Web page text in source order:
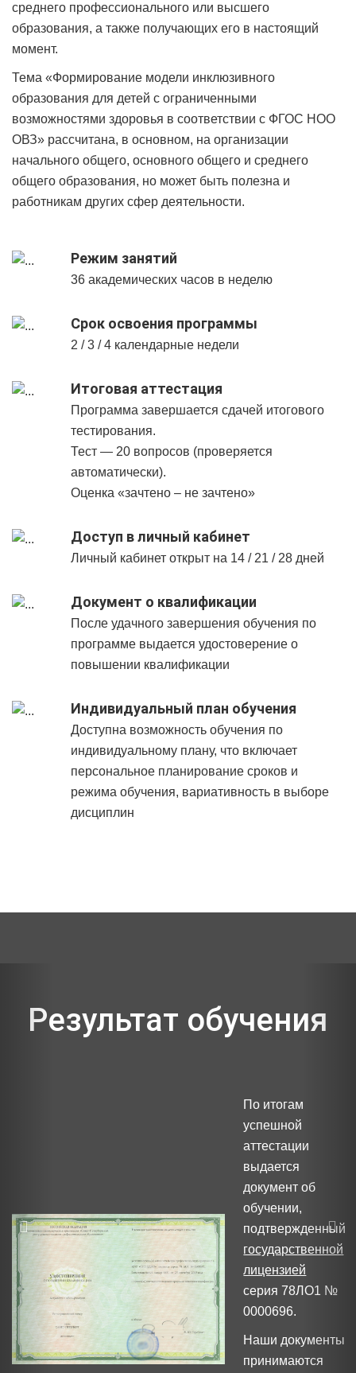
среднего профессионального или высшего
образования, а также получающих его в настоящий
момент.
Тема «Формирование модели инклюзивного
образования для детей с ограниченными
возможностями здоровья в соответствии с ФГОС НОО
ОВЗ» рассчитана, в основном, на организации
начального общего, основного общего и среднего
общего образования, но может быть полезна и
работникам других сфер деятельности.
Режим занятий
36 академических часов в неделю
Срок освоения программы
2 / 3 / 4 календарные недели
Итоговая аттестация
Программа завершается сдачей итогового
тестирования.
Тест — 20 вопросов (проверяется
автоматически).
Оценка «зачтено – не зачтено»
Доступ в личный кабинет
Личный кабинет открыт на 14 / 21 / 28 дней
Документ о квалификации
После удачного завершения обучения по
программе выдается удостоверение о
повышении квалификации
Индивидуальный план обучения
Доступна возможность обучения по
индивидуальному плану, что включает
персональное планирование сроков и
режима обучения, вариативность в выборе
дисциплин
Результат обучения
По итогам
успешной
аттестации
выдается
документ об
обучении,
подтвержденный
государственной
лицензией
серия 78ЛО1 №
0000696.
Наши документы
принимаются